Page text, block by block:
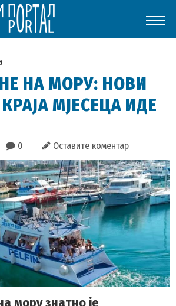
НА МОРУ: НОВИ
МЈЕСЕЦА ИДЕ
0 Оставите коментар
мору знатно је